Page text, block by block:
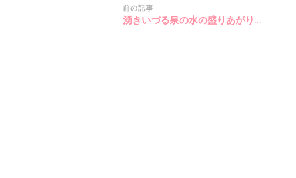
投
稿
前の記事
湧きいづる泉の水の盛りあがり…